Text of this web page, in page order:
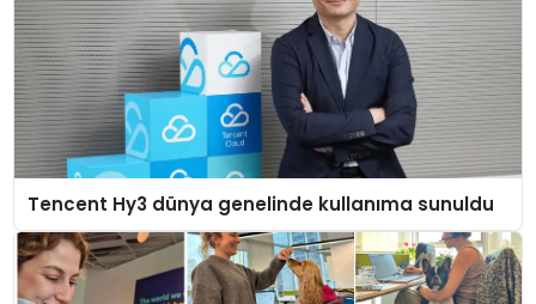
Tencent Hy3 dünya genelinde kullanıma sunuldu